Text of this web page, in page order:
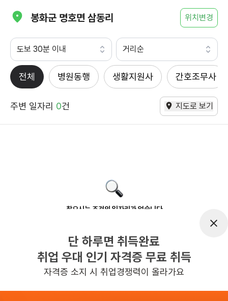
봉화군 명호면 삼동리 위치변경
도보 30분 이내 거리순
전체 병원동행 생활지원사 간호조무사
주변 일자리 0건 지도로 보기
찾으시는 조건의 일자리가 없습니다
반경 3KM 이내의 일자리 확인하기
단 하루면 취득완료
취업 우대 인기 자격증 무료 취득
자격증 소지 시 취업경쟁력이 올라가요